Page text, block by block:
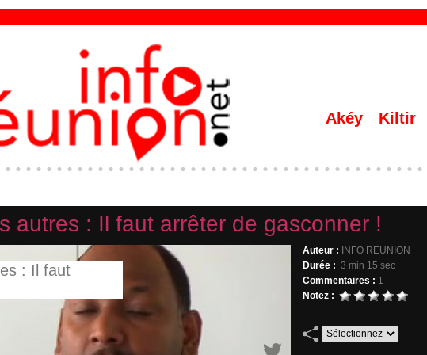
Akéy Kiltir
autres : Il faut arrêter de gasconner !
Auteur :
INFO REUNION
Durée : 3 min 15 sec
Commentaires : 1
Notez :